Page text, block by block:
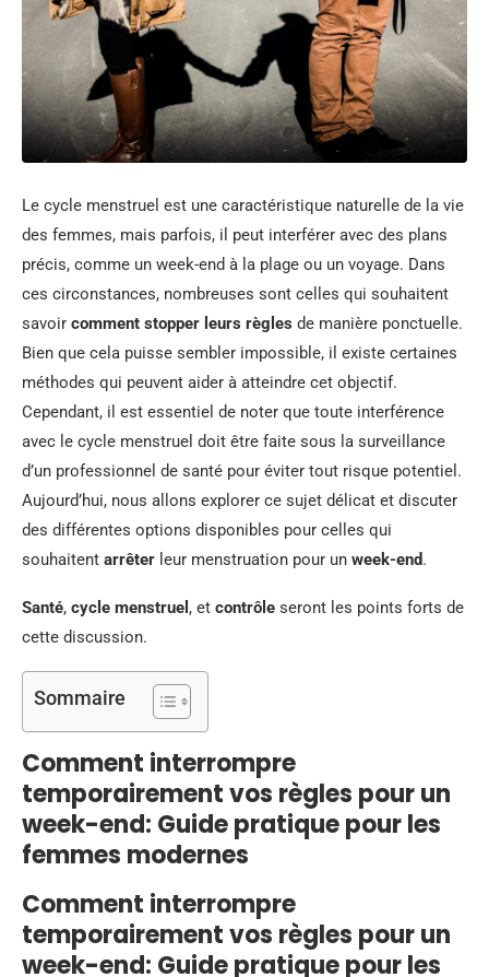
Le cycle menstruel est une caractéristique naturelle de la vie
des femmes, mais parfois, il peut interférer avec des plans
précis, comme un week-end à la plage ou un voyage. Dans
ces circonstances, nombreuses sont celles qui souhaitent
savoir comment stopper leurs règles de manière ponctuelle.
Bien que cela puisse sembler impossible, il existe certaines
méthodes qui peuvent aider à atteindre cet objectif.
Cependant, il est essentiel de noter que toute interférence
avec le cycle menstruel doit être faite sous la surveillance
d’un professionnel de santé pour éviter tout risque potentiel.
Aujourd’hui, nous allons explorer ce sujet délicat et discuter
des différentes options disponibles pour celles qui
souhaitent arrêter leur menstruation pour un week-end.
Santé, cycle menstruel , et contrôle seront les points forts de
cette discussion.
Sommaire
Comment interrompre
temporairement vos règles pour un
week-end: Guide pratique pour les
femmes modernes
Comment interrompre
temporairement vos règles pour un
week-end: Guide pratique pour les